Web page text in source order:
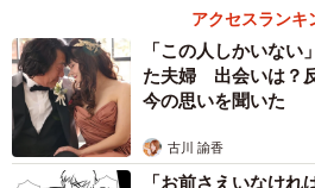
中将：割り箸が斜めに割れてしま
イですよね…。
アクセスランキ
「この人しかいない
た夫婦 出会いは？
今の思いを聞いた
古川 諭香
「お前さえいなけ